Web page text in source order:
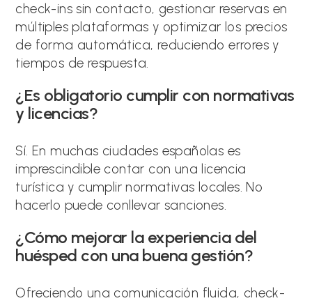
check-ins sin contacto, gestionar reservas en
múltiples plataformas y optimizar los precios
de forma automática, reduciendo errores y
tiempos de respuesta.
¿Es obligatorio cumplir con normativas
y licencias?
Sí. En muchas ciudades españolas es
imprescindible contar con una licencia
turística y cumplir normativas locales. No
hacerlo puede conllevar sanciones.
¿Cómo mejorar la experiencia del
huésped con una buena gestión?
Ofreciendo una comunicación fluida, check-